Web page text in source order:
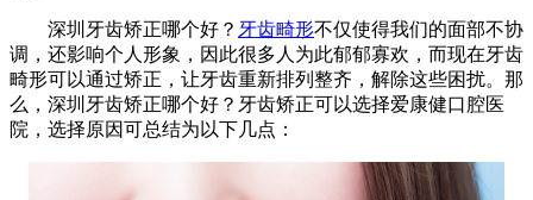
深圳牙齿矫正哪个好？ 牙齿畸形不仅使得我们的面部不协
调，还影响个人形象，因此很多人为此郁郁寡欢，而现在牙齿
畸形可以通过矫正，让牙齿重新排列整齐，解除这些困扰。那
么，深圳牙齿矫正哪个好？牙齿矫正可以选择爱康健口腔医
院，选择原因可总结为以下几点：